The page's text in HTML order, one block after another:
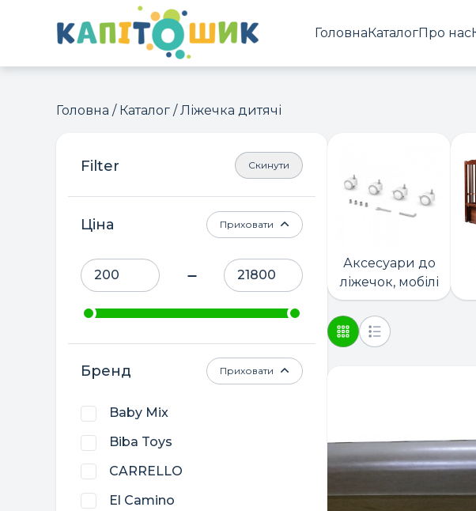
ГоловнаКаталогПро нас
Головна / Каталог / Ліжечка дитячі
Скинути
Ціна Приховати
Бренд
Baby Mix
Biba Toys
CARRELLO
El Camino
Приховати
Аксесуари до
ліжечок, мобілі